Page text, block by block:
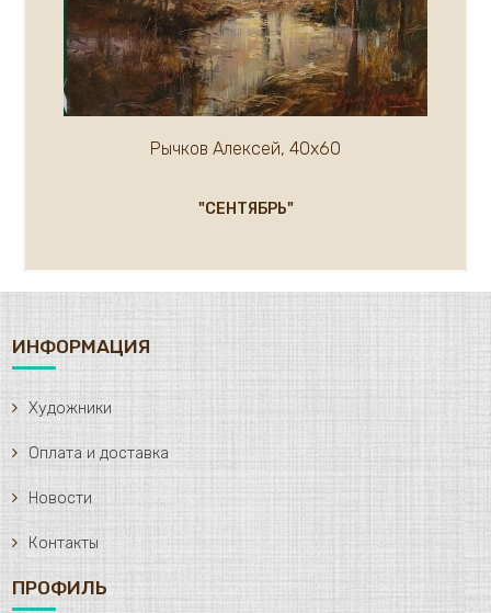
Рычков Алексей, 40х60
"СЕНТЯБРЬ"
ИНФОРМАЦИЯ
Художники
Оплата и доставка
Новости
Контакты
ПРОФИЛЬ